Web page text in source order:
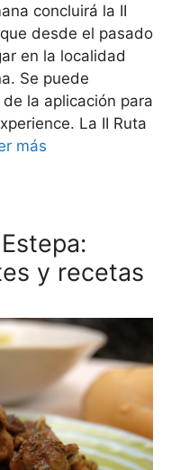
concluirá la II
desde el pasado
en la localidad
Se puede
la aplicación para
La II Ruta
más
y recetas